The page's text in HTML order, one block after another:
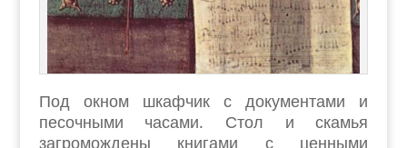
Под окном шкафчик с документами и
песочными часами. Стол и скамья
загромождены книгами с ценными